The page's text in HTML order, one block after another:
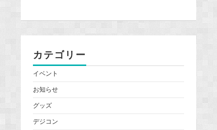
カテゴリー
イベント
お知らせ
グッズ
デジコン